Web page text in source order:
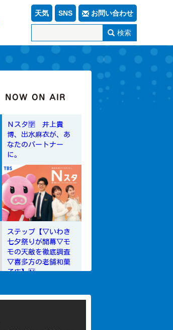
天気 SNS お問い合わせ
検索
NOW ON AIR
Ｎスタ🈑 井上貴
博、出水麻衣が、あ
なたのパートナー
に。
ステップ【▽いわき
七夕祭りが開幕▽モ
モの天敵を徹底調査
▽喜多方の老舗和菓
子店】🄽